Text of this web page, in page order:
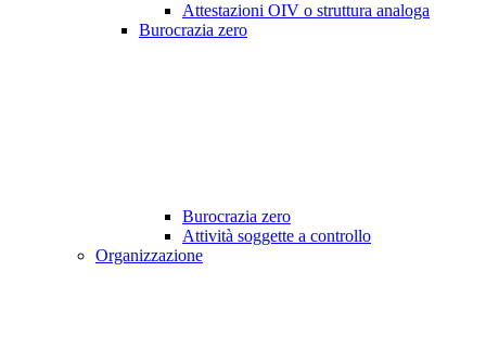
Attestazioni OIV o struttura analoga
Burocrazia zero
Burocrazia zero
Attività soggette a controllo
Organizzazione